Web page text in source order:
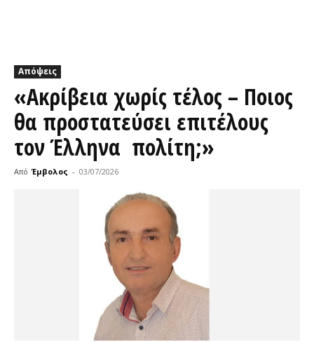
Απόψεις
«Ακρίβεια χωρίς τέλος – Ποιος
θα προστατεύσει επιτέλους
τον Έλληνα πολίτη;»
Από Έμβολος - 03/07/2026